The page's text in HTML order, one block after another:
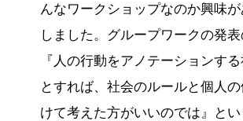
んなワークショップなのか興味
しました。グループワークの発
『人の行動をアノテーションす
とすれば、社会のルールと個人
けて考えた方がいいのでは』と